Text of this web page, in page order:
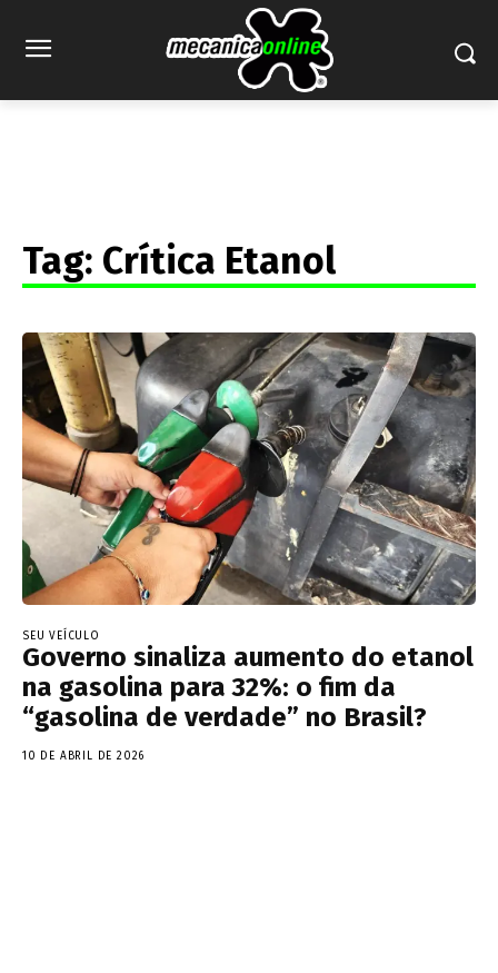
Tag: Crítica Etanol
SEU VEÍCULO
Governo sinaliza aumento do etanol
na gasolina para 32%: o fim da
“gasolina de verdade” no Brasil?
10 DE ABRIL DE 2026